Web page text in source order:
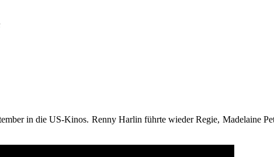
in die US-Kinos. Renny Harlin führte wieder Regie, Madelaine